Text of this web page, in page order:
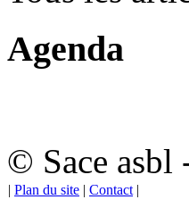
Agenda
© Sace asbl
| Plan du site | Contact |